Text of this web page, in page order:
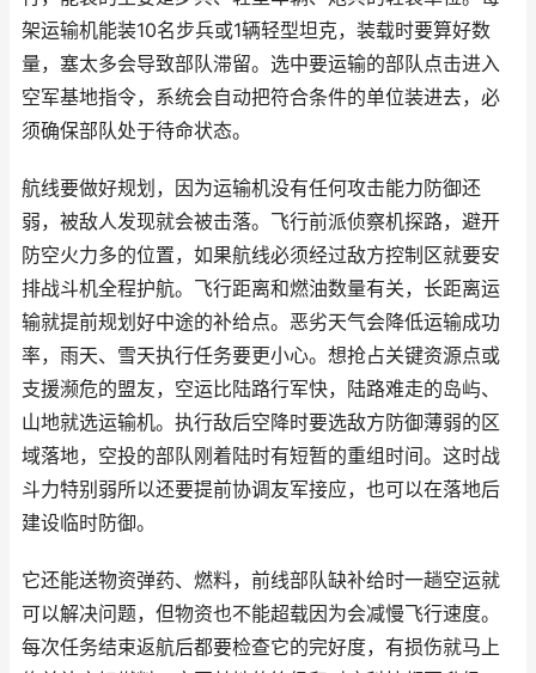
架运输机能装10名步兵或1辆轻型坦克，装载时要算好数
量，塞太多会导致部队滞留。选中要运输的部队点击进入
空军基地指令，系统会自动把符合条件的单位装进去，必
须确保部队处于待命状态。
航线要做好规划，因为运输机没有任何攻击能力防御还
弱，被敌人发现就会被击落。飞行前派侦察机探路，避开
防空火力多的位置，如果航线必须经过敌方控制区就要安
排战斗机全程护航。飞行距离和燃油数量有关，长距离运
输就提前规划好中途的补给点。恶劣天气会降低运输成功
率，雨天、雪天执行任务要更小心。想抢占关键资源点或
支援濒危的盟友，空运比陆路行军快，陆路难走的岛屿、
山地就选运输机。执行敌后空降时要选敌方防御薄弱的区
域落地，空投的部队刚着陆时有短暂的重组时间。这时战
斗力特别弱所以还要提前协调友军接应，也可以在落地后
建设临时防御。
它还能送物资弹药、燃料，前线部队缺补给时一趟空运就
可以解决问题，但物资也不能超载因为会减慢飞行速度。
每次任务结束返航后都要检查它的完好度，有损伤就马上